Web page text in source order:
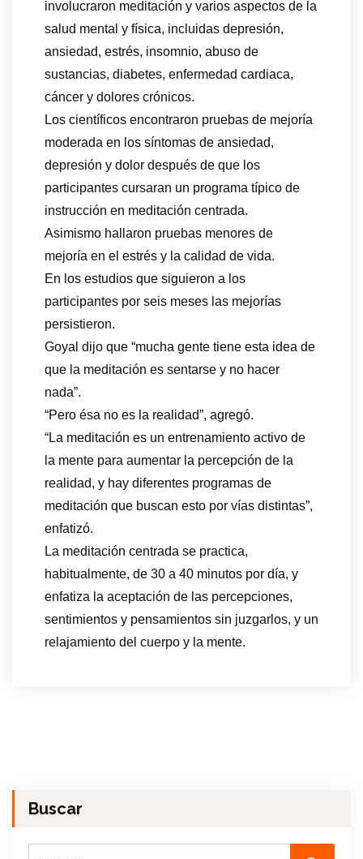
involucraron meditación y varios aspectos de la
salud mental y física, incluidas depresión,
ansiedad, estrés, insomnio, abuso de
sustancias, diabetes, enfermedad cardiaca,
cáncer y dolores crónicos.
Los científicos encontraron pruebas de mejoría
moderada en los síntomas de ansiedad,
depresión y dolor después de que los
participantes cursaran un programa típico de
instrucción en meditación centrada.
Asimismo hallaron pruebas menores de
mejoría en el estrés y la calidad de vida.
En los estudios que siguieron a los
participantes por seis meses las mejorías
persistieron.
Goyal dijo que “mucha gente tiene esta idea de
que la meditación es sentarse y no hacer
nada”.
“Pero ésa no es la realidad”, agregó.
“La meditación es un entrenamiento activo de
la mente para aumentar la percepción de la
realidad, y hay diferentes programas de
meditación que buscan esto por vías distintas”,
enfatizó.
La meditación centrada se practica,
habitualmente, de 30 a 40 minutos por día, y
enfatiza la aceptación de las percepciones,
sentimientos y pensamientos sin juzgarlos, y un
relajamiento del cuerpo y la mente.
Buscar